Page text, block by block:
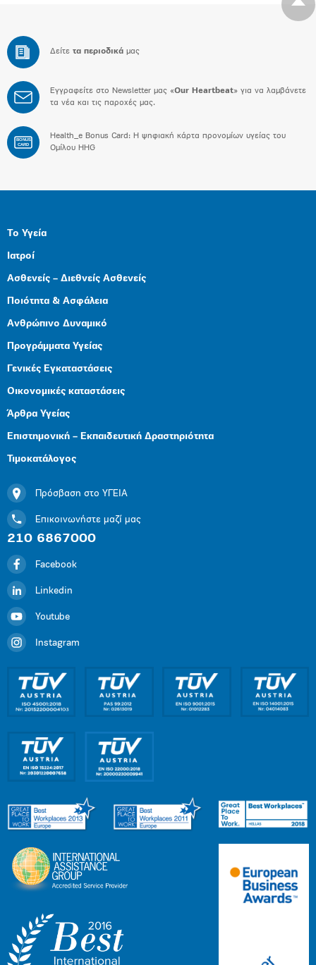
Δείτε τα περιοδικά μας
Εγγραφείτε στο Newsletter μας «Our Heartbeat» για να λαμβάνετε
τα νέα και τις παροχές μας.
BONUS
CARD
Health_e Bonus Card: H ψηφιακή κάρτα προνομίων υγείας του
Ομίλου HHG
Το Υγεία
Ιατροί
Ασθενείς – Διεθνείς Ασθενείς
Ποιότητα & Ασφάλεια
Ανθρώπινο Δυναμικό
Προγράμματα Υγείας
Γενικές Εγκαταστάσεις
Οικονομικές καταστάσεις
Άρθρα Υγείας
Επιστημονική – Εκπαιδευτική Δραστηριότητα
Τιμοκατάλογος
Πρόσβαση στο ΥΓΕΙΑ
Επικοινωνήστε μαζί μας
210 6867000
Facebook
Linkedin
Youtube
Instagram